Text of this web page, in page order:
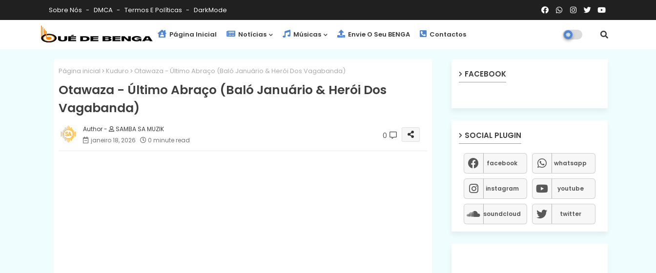
Sobre Nós DMCA Termos E Políticas DarkMode
Página Inicial Notícias Músicas Envie O Seu BENGA Contactos
Página inicial Kuduro Otawaza - Último Abraço (Baló Januário & Herói Dos Vagabanda)
Otawaza - Último Abraço (Baló Januário & Herói Dos
Vagabanda)
SAMBA SA MUZIK
janeiro 18, 2026
0 minute read 0
FACEBOOK
SOCIAL PLUGIN
facebook whatsapp
instagram youtube
soundcloud twitter